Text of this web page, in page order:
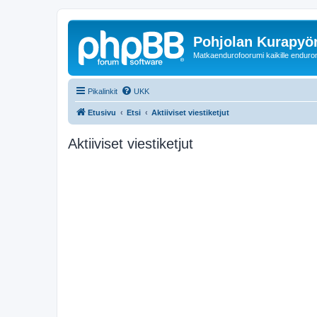
Pohjolan
Matkaendurofoorumi kaikille
Pikalinkit UKK
Etusivu Etsi Aktiiviset viestiketjut
Aktiiviset viestiketjut